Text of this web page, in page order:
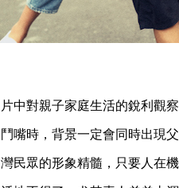
片中對親子家庭生活的銳利觀
鬥嘴時，背景一定會同時出現
灣民眾的形象精髓，只要人在